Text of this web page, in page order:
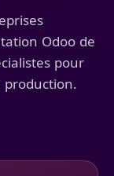
Odoo de
pour
production.